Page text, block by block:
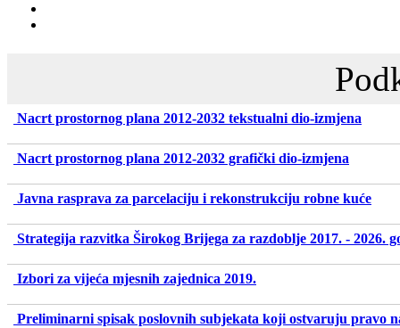
Nacrt prostornog plana 2012-2032 tekstualni dio-izmjena
Nacrt prostornog plana 2012-2032 grafički dio-izmjena
Javna rasprava za parcelaciju i rekonstrukciju robne kuće
Strategija razvitka Širokog Brijega za razdoblje 2017. - 2026.
Izbori za vijeća mjesnih zajednica 2019.
Preliminarni spisak poslovnih subjekata koji ostvaruju pravo